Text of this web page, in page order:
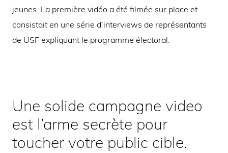
jeunes. La première vidéo a été filmée sur place et
consistait en une série d’interviews de représentants
de USF expliquant le programme électoral.
Une solide campagne video
est l’arme secrète pour
toucher votre public cible.